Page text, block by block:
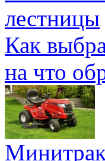
лестницы
Как
на что